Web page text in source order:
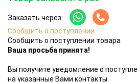
Заказать через:
Сообщить о поступлении
Сообщить о поступлении товара
Ваша просьба принята!
Вы получите уведомление о
на указанные Вами контакты